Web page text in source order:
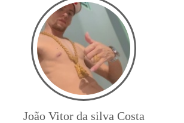
João Vitor da silva Costa